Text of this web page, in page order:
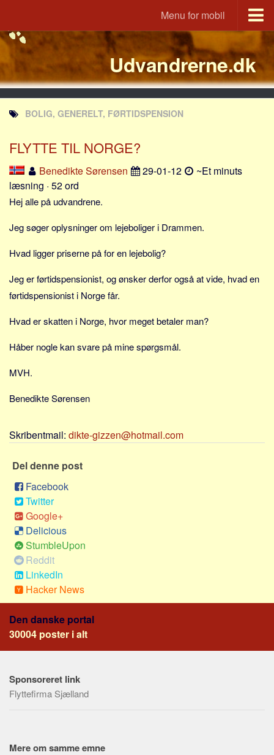
Menu for mobil
Portal
Udvandrerne.dk
Utvandrerne.no
Utvandrarna.se
Tyskland.dk
England.dk
JLKM.dk
Lande
Frankrig
Sverige
Norge
Thailand
Grækenland
USA
Alle
Bolig
Investering
Pension og opsparing
Forbrug
Social sikring og sundhed
Transport
Alle
Køb og salg
Økonomi
Skatter og afgifter
Alle
Udvandrerne.dk
BOLIG, GENERELT, FØRTIDSPENSION
FLYTTE TIL NORGE?
Benedikte Sørensen 29-01-12
~Et minuts
læsning · 52 ord
Hej alle på udvandrene.
Jeg søger oplysninger om lejeboliger i Drammen.
Hvad ligger priserne på for en lejebolig?
Jeg er førtidspensionist, og ønsker derfor også at vide, hvad en
førtidspensionist i Norge får.
Hvad er skatten i Norge, hvor meget betaler man?
Håber nogle kan svare på mine spørgsmål.
MVH.
Benedikte Sørensen
Skribentmail: dikte-gizzen@hotmail.com
Del denne post
Facebook
Twitter
Google+
Delicious
StumbleUpon
Reddit
LinkedIn
Hacker News
Den danske portal
30004 poster i alt
Sponsoreret link
Flyttefirma Sjælland
Mere om samme emne